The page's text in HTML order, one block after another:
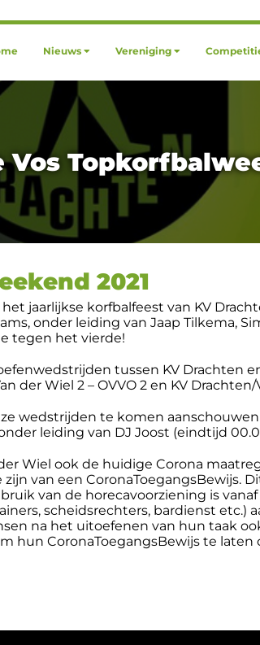
Nieuws Vereniging
Vos
2021
jaarlijkse korfbalfeest van KV
onder leiding van Jaap Tilkema,
tegen het vierde!
tussen KV Drachten
Wiel 2 – OVVO 2 en KV Drachten/
wedstrijden te komen
leiding van DJ Joost (eindtijd
Wiel ook de huidige Corona
van een CoronaToegangsBewijs.
van de horecavoorziening is
scheidsrechters, bardienst etc.)
na het uitoefenen van hun taak
hun CoronaToegangsBewijs te laten